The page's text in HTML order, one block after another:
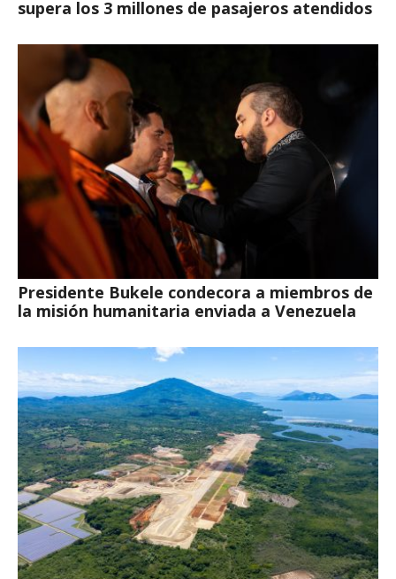
supera los 3 millones de pasajeros atendidos
Presidente Bukele condecora a miembros de
la misión humanitaria enviada a Venezuela